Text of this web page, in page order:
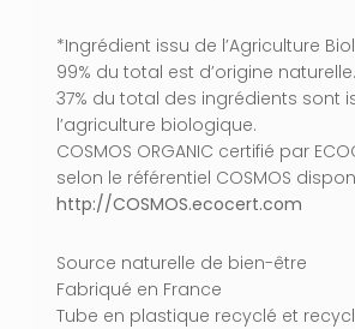
*Ingrédient issu de l’Agriculture
99% du total est d’origine naturelle.
37% du total des ingrédients sont
l’agriculture biologique.
COSMOS ORGANIC certifié par
selon le référentiel COSMOS
http://COSMOS.ecocert.com
Source naturelle de bien-être
Fabriqué en France
Tube en plastique recyclé et